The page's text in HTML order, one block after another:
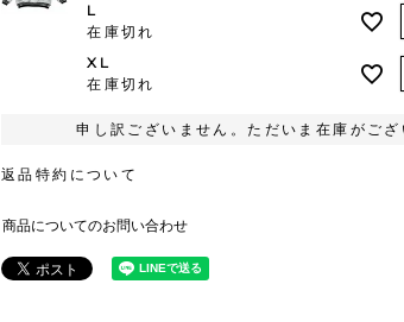
L
在庫切れ
XL
在庫切れ
申し訳ございません。ただいま在庫がござ
返品特約について
商品についてのお問い合わせ